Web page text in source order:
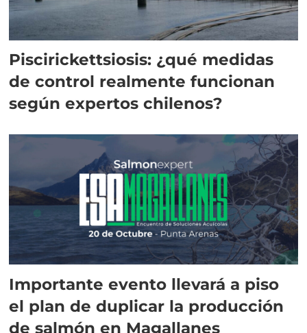
Piscirickettsiosis: ¿qué medidas
de control realmente funcionan
según expertos chilenos?
Importante evento llevará a piso
el plan de duplicar la producción
de salmón en Magallanes